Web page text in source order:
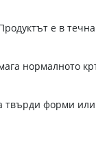
е в
нормалното
твърди форми